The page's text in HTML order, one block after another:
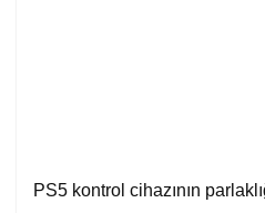
PS5 kontrol cihazının